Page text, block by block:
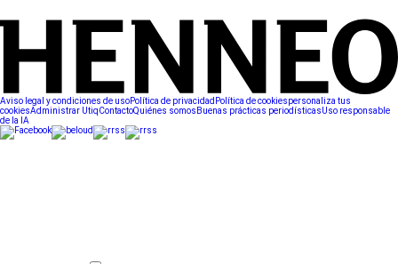
Aviso legal y condiciones de usoPolítica de privacidad Política de cookiespersonaliza tus
cookiesAdministrar UtiqContactoQuiénes somos Buenas prácticas periodísticasUso responsable
de la IA